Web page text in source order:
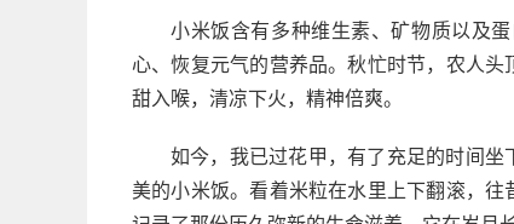
小米饭含有多种维生素、矿物质以及
心、恢复元气的营养品。秋忙时节，农人
甜入喉，清凉下火，精神倍爽。
如今，我已过花甲，有了充足的时间
美的小米饭。看着米粒在水里上下翻滚，往